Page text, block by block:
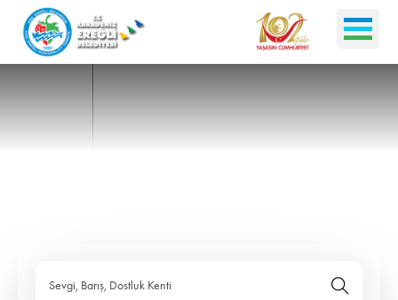
Sevgi, Barış, Dostluk Kenti